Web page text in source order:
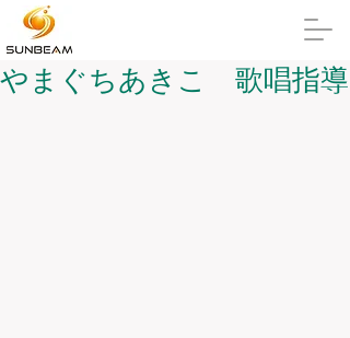
やまぐちあきこ 歌唱指導